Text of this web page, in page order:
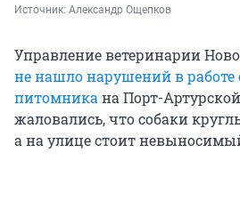
Источник: Александр Ощепков
Управление ветеринарии
не нашло нарушений в работе
питомника на Порт-
жаловались, что собаки
а на улице стоит